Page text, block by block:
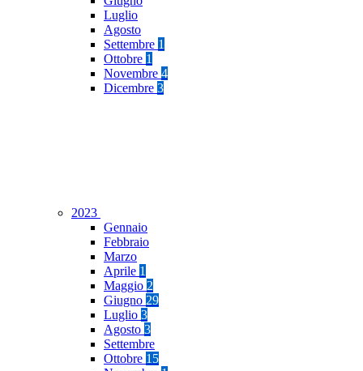
Luglio
Agosto
Settembre 1
Ottobre 1
Novembre 4
Dicembre 3
2023
Gennaio
Febbraio
Marzo
Aprile 1
Maggio 2
Giugno 29
Luglio 3
Agosto 3
Settembre
Ottobre 15